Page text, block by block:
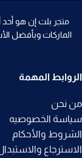
متجر بلت إن هو أحد
الماركات وبأفضل
الروابط المهمة
من نحن
سياسة الخصوصيه
الشروط والأحكام
الاسترجاع